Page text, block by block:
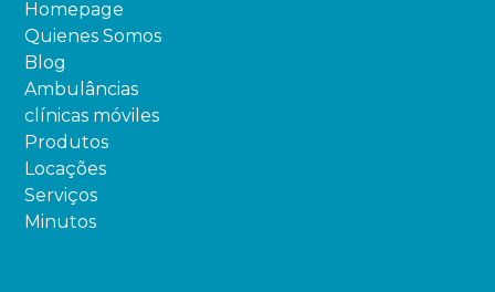
Homepage
Quienes Somos
Blog
Ambulâncias
clínicas móviles
Produtos
Locações
Serviços
Minutos